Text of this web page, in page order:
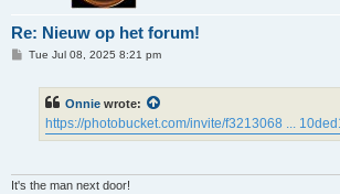
Re: Nieuw op het forum!
PTue Jul 08, 2025 8:21 pm
Onnie wrote:
https://photobucket.com/invite/f3213068 ...
It's the man next door!